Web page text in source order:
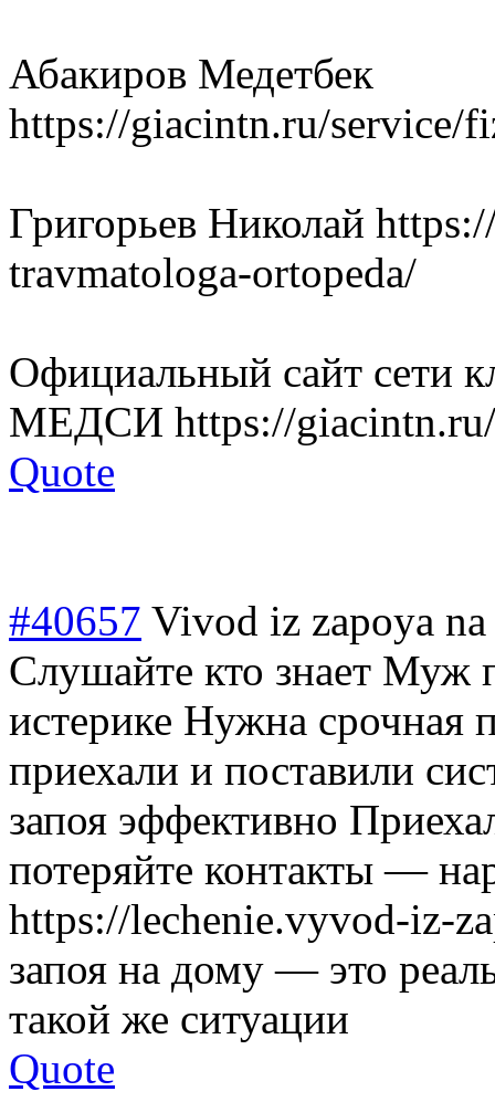
Абакиров Медетбек
https://giacintn.ru/service/
Григорьев Николай
travmatologa-ortopeda/
Официальный сайт сети
МЕДСИ https://giacintn.ru/
Quote
#40657 Vivod iz zapoya
Слушайте кто знает Муж
истерике Нужна срочная
приехали и поставили
запоя эффективно
потеряйте контакты —
https://lechenie.vyvod-iz-
запоя на дому — это
такой же ситуации
Quote